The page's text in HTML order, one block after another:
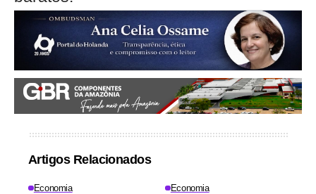
Artigos Relacionados
Economia Economia